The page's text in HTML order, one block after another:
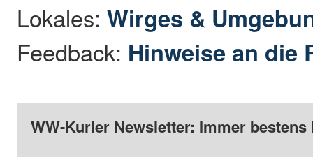
Lokales:Wirges &
Feedback: Hinweise an die
WW-Kurier Newsletter: Immer